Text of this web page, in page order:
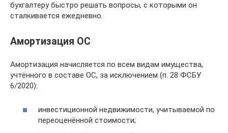
бухгалтеру быстро решать вопросы, с которыми он
сталкивается ежедневно.
Амортизация ОС
Амортизация начисляется по всем видам имущества,
учтённого в составе ОС, за исключением (п. 28 ФСБУ
6/2020):
инвестиционной недвижимости, учитываемой по
переоценённой стоимости;